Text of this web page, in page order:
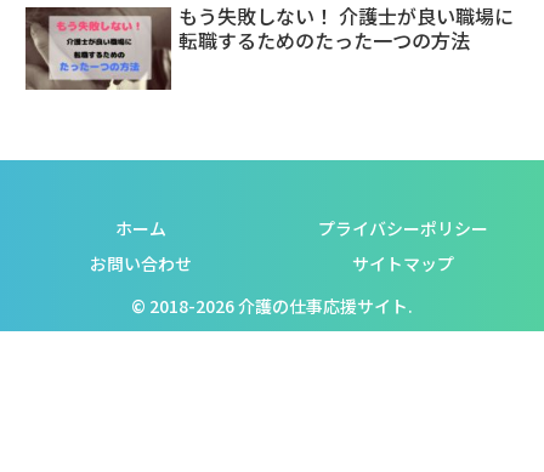
もう失敗しない！ 介護士が良い職場に
転職するためのたった一つの方法
ホーム
プライバシーポリシー
お問い合わせ
サイトマップ
© 2018-2026 介護の仕事応援サイト.